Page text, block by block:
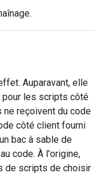
Auparavant, elle
les scripts côté
reçoivent du code
côté client fourni
bac à sable de
code. À l'origine,
de scripts de choisir